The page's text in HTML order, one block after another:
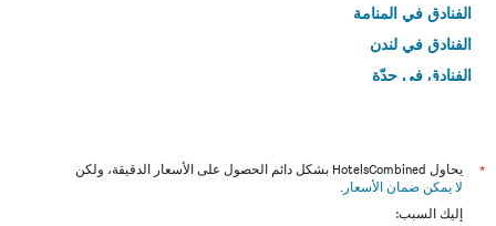
الفنادق في المنامة
الفنادق في لندن
الفنادق في جدّة
*
يحاول HotelsCombined بشكل دائم الحصول على الأسعار الدقيقة، ولكن
لا يمكن ضمان الأسعار .
إليك السبب: